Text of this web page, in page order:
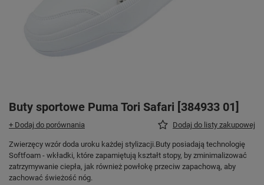
Buty sportowe Puma Tori Safari [384933 01]
+ Dodaj do porównania Dodaj do listy zakupowej
Zwierzęcy wzór doda uroku każdej stylizacji.Buty posiadają technologię
Softfoam - wkładki, które zapamiętują kształt stopy, by zminimalizować
zatrzymywanie ciepła, jak również powłokę przeciw zapachową, aby
zachować świeżość nóg.